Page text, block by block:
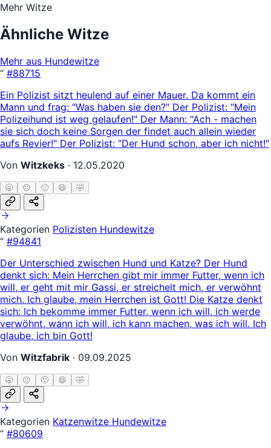
Mehr Witze
Ähnliche Witze
Mehr aus Hundewitze
“ #88715
Ein Polizist sitzt heulend auf einer Mauer. Da kommt ein
Mann und frag: "Was haben sie den?" Der Polizist: "Mein
Polizeihund ist weg gelaufen!" Der Mann: "Ach - machen
sie sich doch keine Sorgen der findet auch allein wieder
aufs Revier!" Der Polizist: "Der Hund schon, aber ich nicht!"
Von Witzkeks · 12.05.2020
🥱 😐 🙂 😄 🤣
Kategorien Polizisten Hundewitze
“ #94841
Der Unterschied zwischen Hund und Katze? Der Hund
denkt sich: Mein Herrchen gibt mir immer Futter, wenn ich
will, er geht mit mir Gassi, er streichelt mich, er verwöhnt
mich. Ich glaube, mein Herrchen ist Gott! Die Katze denkt
sich: Ich bekomme immer Futter, wenn ich will, ich werde
verwöhnt, wann ich will, ich kann machen, was ich will. Ich
glaube, ich bin Gott!
Von Witzfabrik · 09.09.2025
🥱 😐 🙂 😄 🤣
Kategorien Katzenwitze Hundewitze
“ #80609